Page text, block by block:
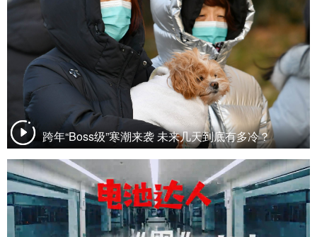
Русский язык 日本語 한국어
Deutsch Português
跨年“Boss级”寒潮来袭 未来几天到底有多冷？